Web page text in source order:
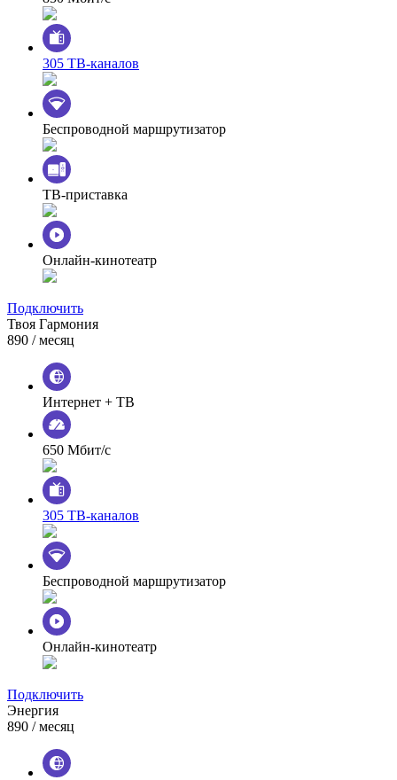
305 ТВ-каналов
Беспроводной маршрутизатор
ТВ-приставка
Онлайн-кинотеатр
Подключить
Твоя Гармония
890 / месяц
Интернет + ТВ
650 Мбит/с
305 ТВ-каналов
Беспроводной маршрутизатор
Онлайн-кинотеатр
Подключить
Энергия
890 / месяц